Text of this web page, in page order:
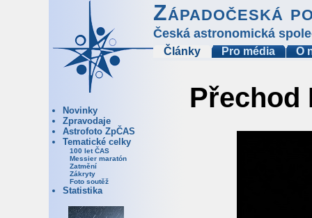
Západočeská
Česká astronomická
Články Pro média O
Novinky
Zpravodaje
Astrofoto ZpČAS
Tematické celky
100 let ČAS
Messier maratón
Zatmění
Zákryty
Foto soutěž
Statistika
Přechod